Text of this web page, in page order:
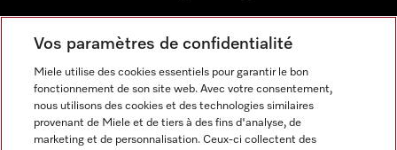
Langue
FRANÇAIS
Vos paramètres de confidentialité
Miele utilise des cookies essentiels pour garantir le bon
fonctionnement de son site web. Avec votre consentement,
nous utilisons des cookies et des technologies similaires
provenant de Miele et de tiers à des fins d'analyse, de
marketing et de personnalisation. Ceux-ci collectent des